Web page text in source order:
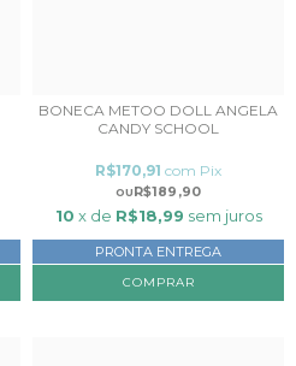
BONECA METOO DOLL ANGELA
CANDY SCHOOL
R$189,90
R$170,91 com Pix
10 x de R$18,99 sem juros
PRONTA ENTREGA